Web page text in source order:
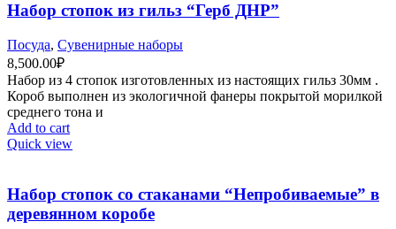
Набор стопок из гильз “Герб ДНР”
Посуда, Сувенирные наборы
8,500.00₽
Набор из 4 стопок изготовленных из настоящих гильз 30мм .
Короб выполнен из экологичной фанеры покрытой морилкой
среднего тона и
Add to cart
Quick view
Набор стопок со стаканами “Непробиваемые” в
деревянном коробе